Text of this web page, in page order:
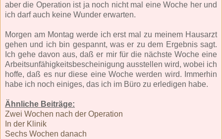
aber die Operation ist ja noch nicht mal eine Woche her und
ich darf auch keine Wunder erwarten.
Morgen am Montag werde ich erst mal zu meinem Hausarzt
gehen und ich bin gespannt, was er zu dem Ergebnis sagt.
Ich gehe davon aus, daß er mir für die nächste Woche eine
Arbeitsunfähigkeitsbescheinigung ausstellen wird, wobei ich
hoffe, daß es nur diese eine Woche werden wird. Immerhin
habe ich noch einiges, das ich im Büro zu erledigen habe.
Ähnliche Beiträge:
Zwei Wochen nach der Operation
In der Klinik
Sechs Wochen danach